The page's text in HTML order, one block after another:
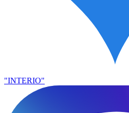
"INTERIO"